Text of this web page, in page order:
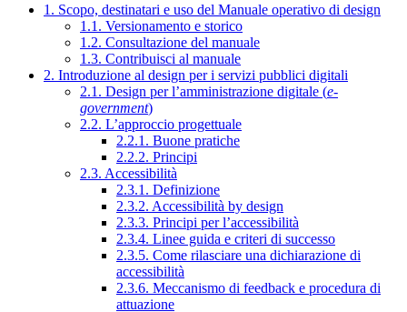
1. Scopo, destinatari e uso del Manuale operativo di design
1.1. Versionamento e storico
1.2. Consultazione del manuale
1.3. Contribuisci al manuale
2. Introduzione al design per i servizi pubblici digitali
2.1. Design per l’amministrazione digitale (e-
government)
2.2. L’approccio progettuale
2.2.1. Buone pratiche
2.2.2. Principi
2.3. Accessibilità
2.3.1. Definizione
2.3.2. Accessibilità by design
2.3.3. Principi per l’accessibilità
2.3.4. Linee guida e criteri di successo
2.3.5. Come rilasciare una dichiarazione di
accessibilità
2.3.6. Meccanismo di feedback e procedura di
attuazione